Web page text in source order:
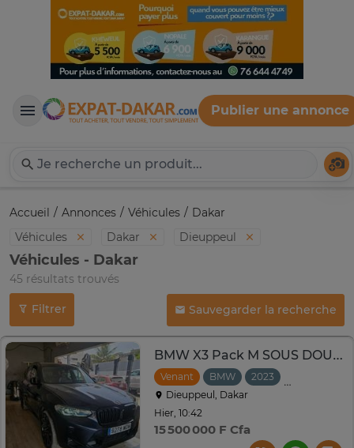
Expat-Dakar
Publier une annonce
Accueil Annonces Véhicules
Dakar
Véhicules
Dakar Dieuppeul
Véhicules - Dakar
45 résultats trouvés
Filtrer Sauvegarder la recherche
BMW X3 Pack M SOUS DOUANE
Venant BMW 2023
Dieuppeul, Dakar
Hier, 10:42
15 500 000 F Cfa